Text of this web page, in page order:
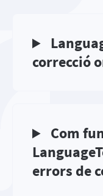
correcció
Com
errors de